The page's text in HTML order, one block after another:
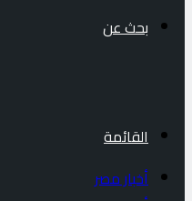
بحث عن
القائمة
أخبار مصر